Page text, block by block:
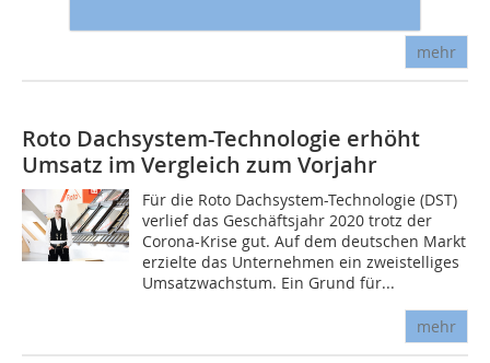
mehr
Roto Dachsystem-Technologie erhöht
Umsatz im Vergleich zum Vorjahr
Für die Roto Dachsystem-Technologie (DST)
verlief das Geschäftsjahr 2020 trotz der
Corona-Krise gut. Auf dem deutschen Markt
erzielte das Unternehmen ein zweistelliges
Umsatzwachstum. Ein Grund für...
mehr